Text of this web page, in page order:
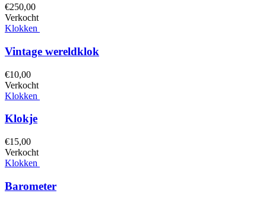
€250,00
Verkocht
Klokken
Vintage wereldklok
€10,00
Verkocht
Klokken
Klokje
€15,00
Verkocht
Klokken
Barometer